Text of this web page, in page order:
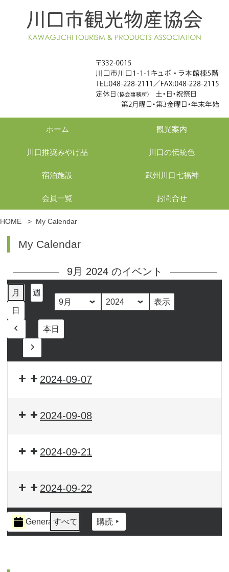
ホーム 観光案内
川口推奨みやげ品 川口の伝統色
宿泊施設 武州川口七福神
会員一覧 お問合せ
HOME > My Calendar
My Calendar
9月 2024 のイベント
月 週
日 月
年
本日
2024-09-07
2024-09-08
2024-09-21
2024-09-22
イ
ベ
Generalすべて 購読